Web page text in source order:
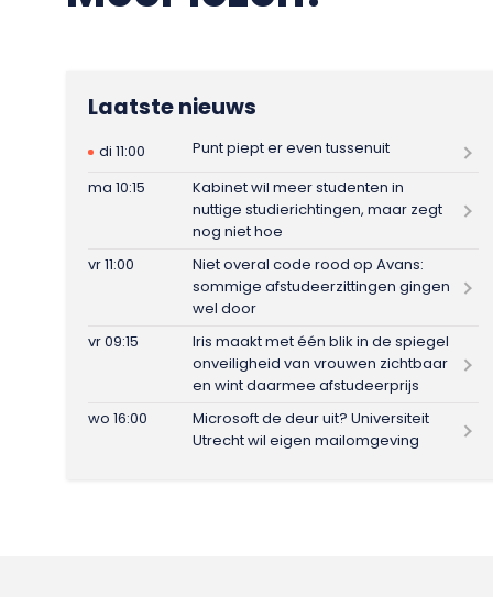
Laatste nieuws
di 11:00
Punt piept er even tussenuit
ma 10:15
Kabinet wil meer studenten in
nuttige studierichtingen, maar zegt
nog niet hoe
vr 11:00
Niet overal code rood op Avans:
sommige afstudeerzittingen gingen
wel door
vr 09:15
Iris maakt met één blik in de spiegel
onveiligheid van vrouwen zichtbaar
en wint daarmee afstudeerprijs
wo 16:00
Microsoft de deur uit? Universiteit
Utrecht wil eigen mailomgeving